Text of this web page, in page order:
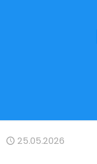
25.05.2026